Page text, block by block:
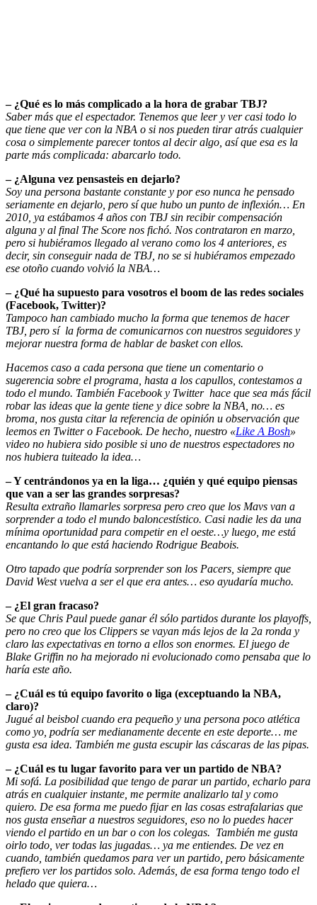
– ¿Qué es lo más complicado a la hora de grabar TBJ?
Saber más que el espectador. Tenemos que leer y ver casi todo lo
que tiene que ver con la NBA o si nos pueden tirar atrás cualquier
cosa o simplemente parecer tontos al decir algo, así que esa es la
parte más complicada: abarcarlo todo.
– ¿Alguna vez pensasteis en dejarlo?
Soy una persona bastante constante y por eso nunca he pensado
seriamente en dejarlo, pero sí que hubo un punto de inflexión… En
2010, ya estábamos 4 años con TBJ sin recibir compensación
alguna y al final The Score nos fichó. Nos contrataron en marzo,
pero si hubiéramos llegado al verano como los 4 anteriores, es
decir, sin conseguir nada de TBJ, no se si hubiéramos empezado
ese otoño cuando volvió la NBA…
– ¿Qué ha supuesto para vosotros el boom de las redes sociales
(Facebook, Twitter)?
Tampoco han cambiado mucho la forma que tenemos de hacer
TBJ, pero sí la forma de comunicarnos con nuestros seguidores y
mejorar nuestra forma de hablar de basket con ellos.
Hacemos caso a cada persona que tiene un comentario o
sugerencia sobre el programa, hasta a los capullos, contestamos a
todo el mundo. También Facebook y Twitter hace que sea más fácil
robar las ideas que la gente tiene y dice sobre la NBA, no… es
broma, nos gusta citar la referencia de opinión u observación que
leemos en Twitter o Facebook. De hecho, nuestro «Like A Bosh»
video no hubiera sido posible si uno de nuestros espectadores no
nos hubiera tuiteado la idea…
– Y centrándonos ya en la liga… ¿quién y qué equipo piensas
que van a ser las grandes sorpresas?
Resulta extraño llamarles sorpresa pero creo que los Mavs van a
sorprender a todo el mundo baloncestístico. Casi nadie les da una
mínima oportunidad para competir en el oeste…y luego, me está
encantando lo que está haciendo Rodrigue Beabois.
Otro tapado que podría sorprender son los Pacers, siempre que
David West vuelva a ser el que era antes… eso ayudaría mucho.
– ¿El gran fracaso?
Se que Chris Paul puede ganar él sólo partidos durante los playoffs,
pero no creo que los Clippers se vayan más lejos de la 2a ronda y
claro las expectativas en torno a ellos son enormes. El juego de
Blake Griffin no ha mejorado ni evolucionado como pensaba que lo
haría este año.
– ¿Cuál es tú equipo favorito o liga (exceptuando la NBA,
claro)?
Jugué al beisbol cuando era pequeño y una persona poco atlética
como yo, podría ser medianamente decente en este deporte… me
gusta esa idea. También me gusta escupir las cáscaras de las pipas.
– ¿Cuál es tu lugar favorito para ver un partido de NBA?
Mi sofá. La posibilidad que tengo de parar un partido, echarlo para
atrás en cualquier instante, me permite analizarlo tal y como
quiero. De esa forma me puedo fijar en las cosas estrafalarias que
nos gusta enseñar a nuestros seguidores, eso no lo puedes hacer
viendo el partido en un bar o con los colegas. También me gusta
oirlo todo, ver todas las jugadas… ya me entiendes. De vez en
cuando, también quedamos para ver un partido, pero básicamente
prefiero ver los partidos solo. Además, de esa forma tengo todo el
helado que quiera…